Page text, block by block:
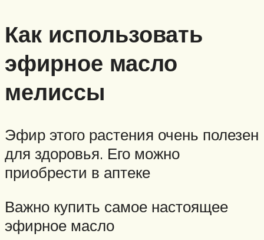
Как использовать
эфирное масло
мелиссы
Эфир этого растения очень полезен
для здоровья. Его можно
приобрести в аптеке
Важно купить самое настоящее
эфирное масло